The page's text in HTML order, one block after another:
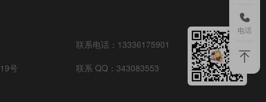
号
联系电话： 13336175901
联系 QQ： 343083553
电话